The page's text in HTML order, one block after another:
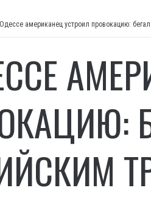
американец устроил провокацию: